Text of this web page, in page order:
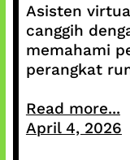
Asisten
canggih
memahami
perangkat
Read more...
April 4, 2026